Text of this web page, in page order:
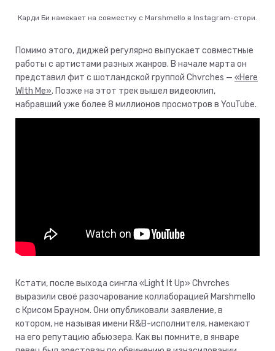
Карди Би намекает на совместку с Marshmello в Instagram-стори.
Помимо этого, диджей регулярно выпускает совместные
работы с артистами разных жанров. В начале марта он
представил фит с шотландской группой Chvrches — «Here
WIth Me». Позже на этот трек вышел видеоклип,
набравший уже более 8 миллионов просмотров в YouTube.
Кстати, после выхода сингла «Light It Up» Chvrches
выразили своё разочарование коллаборацией Marshmello
с Крисом Брауном. Они опубликовали заявление, в
котором, не называя имени R&B-исполнителя, намекают
на его репутацию абьюзера. Как вы помните, в январе